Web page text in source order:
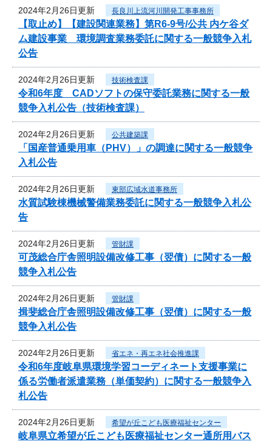
2024年2月26日更新 長良川上流河川開発工事事務所
【取止め】【建設関連業務】第R6-9号/公共 内ケ谷ダ
ム建設事業 環境調査業務委託に関する一般競争入札
公告
2024年2月26日更新 技術検査課
令和6年度 CADソフトの保守委託業務に関する一般
競争入札公告（技術検査課）
2024年2月26日更新 公共建築課
「国産普通乗用車（PHV）」の調達に関する一般競争
入札公告
2024年2月26日更新 東部広域水道事務所
水質試験棟機械警備業務委託に関する一般競争入札公
告
2024年2月26日更新 管財課
可茂総合庁舎照明設備改修工事（翌債）に関する一般
競争入札公告
2024年2月26日更新 管財課
揖斐総合庁舎照明設備改修工事（翌債）に関する一般
競争入札公告
2024年2月26日更新 省エネ・再エネ社会推進課
令和6年度岐阜県環境学習コーディネート支援事業に
係る労働者派遣業務（単価契約）に関する一般競争入
札公告
2024年2月26日更新 希望が丘こども医療福祉センター
岐阜県立希望が丘こども医療福祉センター通所用バス